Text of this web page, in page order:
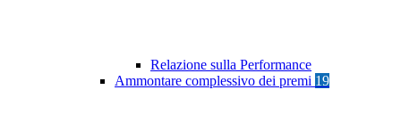
Relazione sulla Performance
Ammontare complessivo dei premi 19